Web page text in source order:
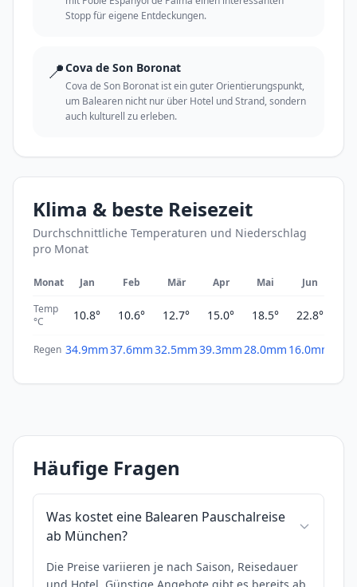
Stopp für eigene Entdeckungen.
📍Cova de Son Boronat
Cova de Son Boronat ist ein guter Orientierungspunkt,
um Balearen nicht nur über Hotel und Strand, sondern
auch kulturell zu erleben.
Klima & beste Reisezeit
Durchschnittliche Temperaturen und Niederschlag
pro Monat
Monat Jan Feb Mär Apr Mai Jun
Temp
°C
10.8° 10.6° 12.7° 15.0° 18.5° 22.8°
Regen 34.9mm37.6mm32.5mm39.3mm 28.0mm 16.0mm
Häufige Fragen
Was kostet eine Balearen Pauschalreise
ab München?
Die Preise variieren je nach Saison, Reisedauer